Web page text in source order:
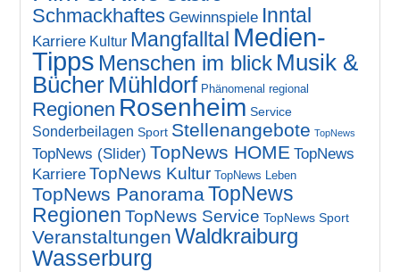
Schmackhaftes Gewinnspiele Inntal
Karriere Kultur Mangfalltal Medien-
Tipps Menschen im blick Musik &
Bücher Mühldorf Phänomenal regional
Regionen Rosenheim Service
Sonderbeilagen Sport Stellenangebote TopNews
TopNews (Slider) TopNews HOME TopNews
Karriere TopNews Kultur TopNews Leben
TopNews PanoramaTopNews
Regionen TopNews Service TopNews Sport
Veranstaltungen Waldkraiburg
Wasserburg